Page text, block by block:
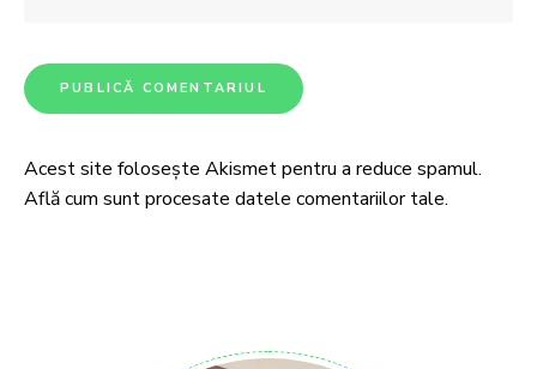
Acest site folosește Akismet pentru a reduce spamul.
Află cum sunt procesate datele comentariilor tale.